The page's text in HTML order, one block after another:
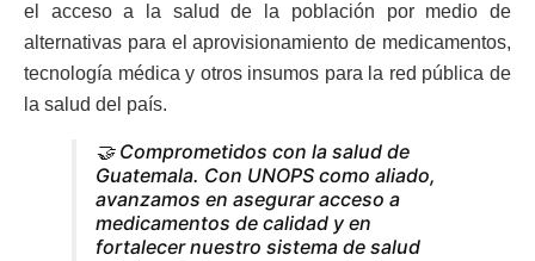
el acceso a la salud de la población por medio de
alternativas para el aprovisionamiento de medicamentos,
tecnología médica y otros insumos para la red pública de
la salud del país.
🤝 Comprometidos con la salud de
Guatemala. Con UNOPS como aliado,
avanzamos en asegurar acceso a
medicamentos de calidad y en
fortalecer nuestro sistema de salud